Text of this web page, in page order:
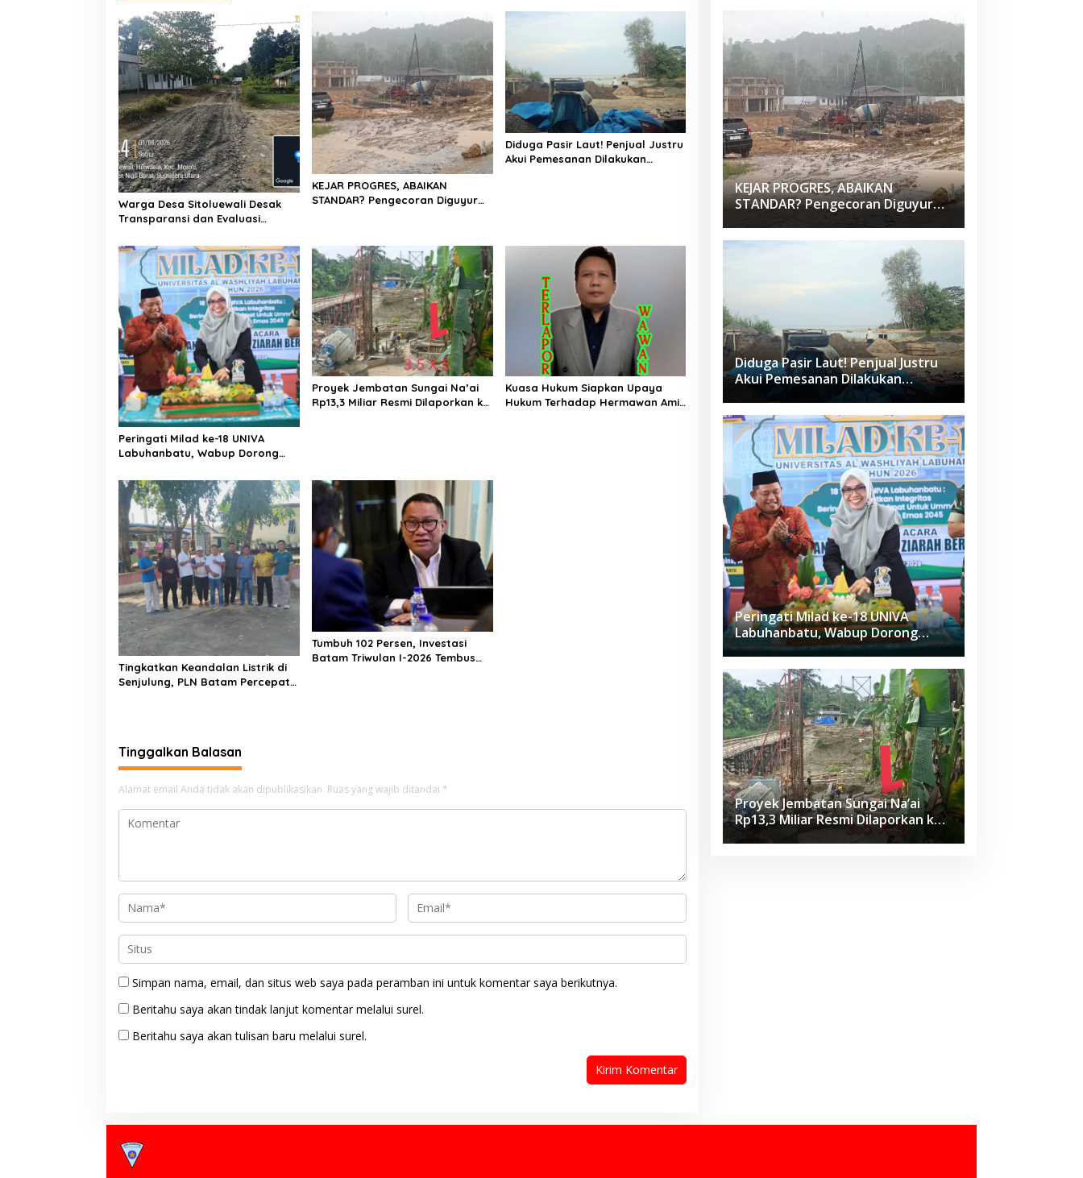
Warga Desa Sitoluewali Desak
Transparansi dan Evaluasi
Minim Informasi
KEJAR PROGRES, ABAIKAN
STANDAR? Pengecoran Diguyur
Pengawas dan PPK Bungkam
Diduga Pasir Laut! Penjual Justru
Akui Pemesanan Dilakukan
Peringati Milad ke-18 UNIVA
Labuhanbatu, Wabup Dorong
Indonesia Emas 2045
Proyek Jembatan Sungai Na’ai
Rp13,3 Miliar Resmi Dilaporkan ke
Kuasa Hukum Siapkan Upaya
Hukum Terhadap Hermawan Amir
Tingkatkan Keandalan Listrik di
Senjulung, PLN Batam Percepat
Tumbuh 102 Persen, Investasi
Batam Triwulan I-2026 Tembus
Tinggalkan Balasan
Alamat email Anda tidak akan dipublikasikan. Ruas yang wajib ditandai *
Simpan nama, email, dan situs web saya pada peramban ini untuk komentar saya berikutnya.
Beritahu saya akan tindak lanjut komentar melalui surel.
Beritahu saya akan tulisan baru melalui surel.
KEJAR PROGRES, ABAIKAN
STANDAR? Pengecoran Diguyur
Hujan di Proyek Rp87,34 Miliar
Sukma Nias, Konsultan, Pengawas
dan PPK Bungkam
Diduga Pasir Laut! Penjual Justru
Akui Pemesanan Dilakukan
Langsung Humas Proyek Sukma
Peringati Milad ke-18 UNIVA
Labuhanbatu, Wabup Dorong
Penguatan SDM Unggul Menuju
Indonesia Emas 2045
Proyek Jembatan Sungai Na’ai
Rp13,3 Miliar Resmi Dilaporkan ke
APH, LSM PIJAR Keadilan Ungkap